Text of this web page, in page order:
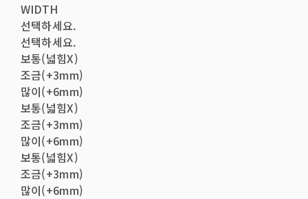
WIDTH
선택하세요.
선택하세요.
보통(넓힘X)
조금(+3mm)
많이(+6mm)
보통(넓힘X)
조금(+3mm)
많이(+6mm)
보통(넓힘X)
조금(+3mm)
많이(+6mm)